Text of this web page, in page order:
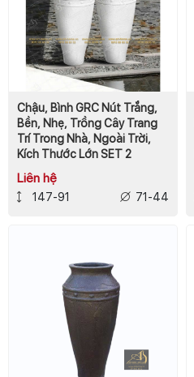
Chậu, Bình GRC Nút Trắng,
Bền, Nhẹ, Trồng Cây Trang
Trí Trong Nhà, Ngoài Trời,
Kích Thước Lớn SET 2
Liên hệ
147-91 71-44